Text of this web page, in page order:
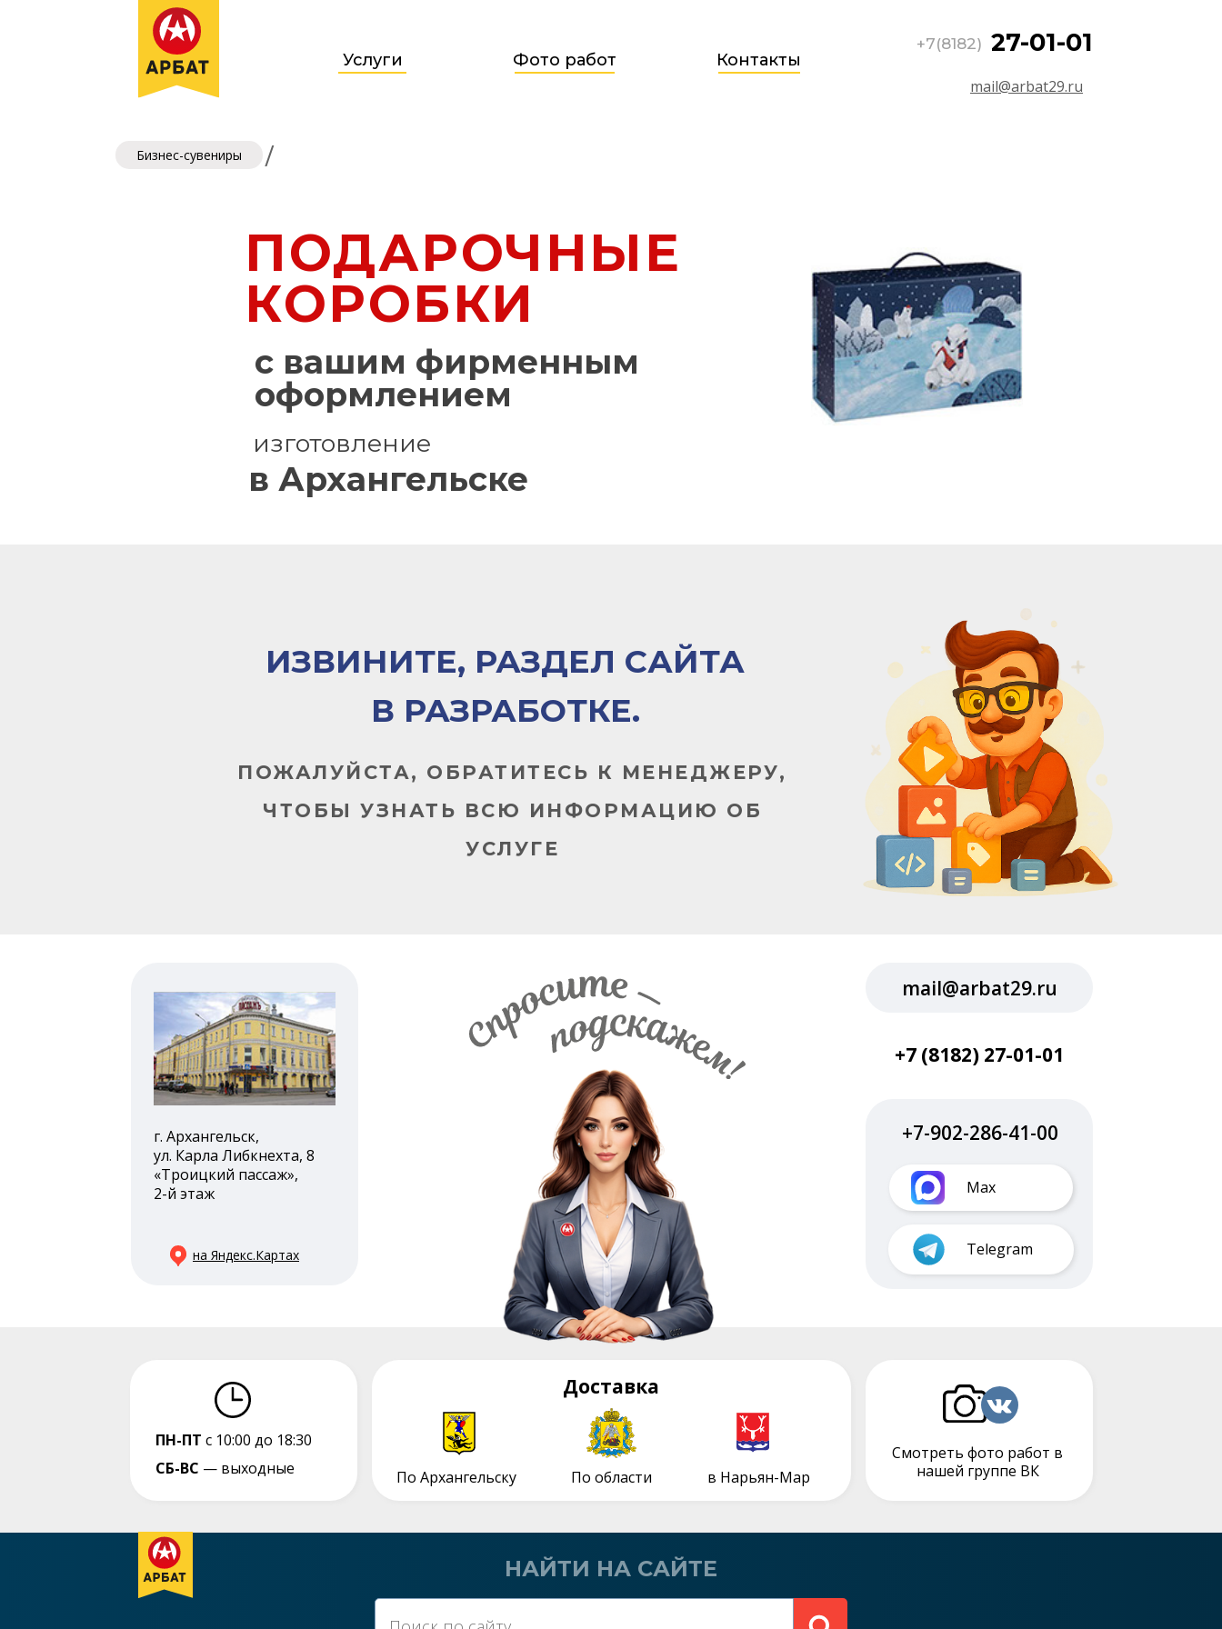
Услуги Фото работ
Контакты
mail@arbat29.ru
27-01-01
+7(8182)
/
Бизнес-сувениры
ПОДАРОЧНЫЕ
КОРОБКИ
в Архангельске
с вашим фирменным
оформлением
изготовление
ПОЖАЛУЙСТА, ОБРАТИТЕСЬ К МЕНЕДЖЕРУ,
ЧТОБЫ УЗНАТЬ ВСЮ ИНФОРМАЦИЮ ОБ
УСЛУГЕ
ИЗВИНИТЕ, РАЗДЕЛ САЙТА
В РАЗРАБОТКЕ.
mail@arbat29.ru
Смотреть фото работ в
нашей группе ВК
+7 (8182) 27-01-01
Max
+7-902-286-41-00
ПН-ПТ с 10:00 до 18:30
Telegram
СБ-ВС — выходные
г. Архангельск,
ул. Карла Либкнехта, 8
«Троицкий пассаж»,
2-й этаж
на Яндекс.Картах
Доставка
По Архангельску в Нарьян-Мар
По области
НАЙТИ НА САЙТЕ